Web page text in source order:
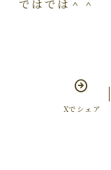
ではでは＾＾
Xでシェア